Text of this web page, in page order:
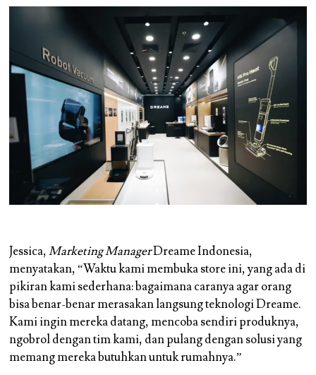
Jessica,Marketing ManagerDreame Indonesia,
menyatakan, “Waktu kami membuka store ini, yang ada di
pikiran kami sederhana: bagaimana caranya agar orang
bisa benar-benar merasakan langsung teknologi Dreame.
Kami ingin mereka datang, mencoba sendiri produknya,
ngobrol dengan tim kami, dan pulang dengan solusi yang
memang mereka butuhkan untuk rumahnya.”